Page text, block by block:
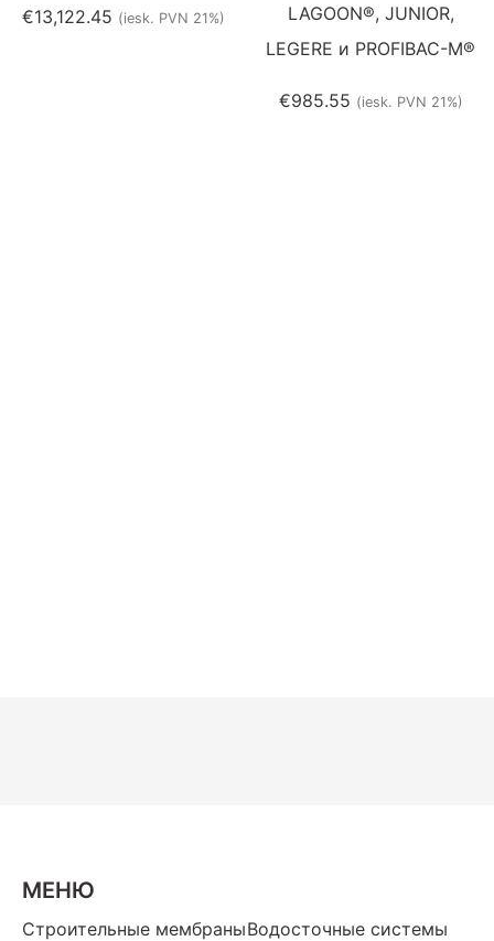
€13,122.45 (iesk. PVN 21%)
LAGOON®, JUNIOR,
LEGERE и PROFIBAC-M®
€985.55 (iesk. PVN 21%)
МЕНЮ
Строительные мембраныВодосточные системы